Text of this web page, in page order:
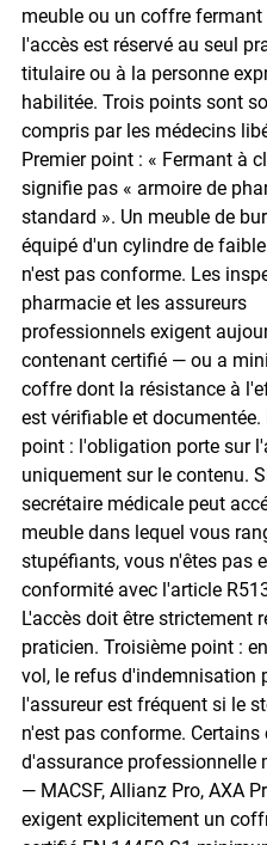
meuble ou un coffre fermant
l'accès est réservé au seul
titulaire ou à la personne
habilitée. Trois points sont
compris par les médecins
Premier point : « Fermant à
signifie pas « armoire de
standard ». Un meuble de
équipé d'un cylindre de
n'est pas conforme. Les
pharmacie et les assureurs
professionnels exigent
contenant certifié — ou a
coffre dont la résistance à
est vérifiable et documentée.
point : l'obligation porte sur
uniquement sur le contenu.
secrétaire médicale peut
meuble dans lequel vous
stupéfiants, vous n'êtes pas
conformité avec l'article
L'accès doit être strictement
praticien. Troisième point :
vol, le refus d'indemnisation
l'assureur est fréquent si le
n'est pas conforme. Certains
d'assurance professionnelle
— MACSF, Allianz Pro, AXA
exigent explicitement un